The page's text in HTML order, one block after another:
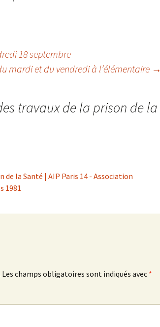
18 septembre
mardi et du vendredi à l’élémentaire →
travaux de la prison de la
de la Santé | AIP Paris 14 - Association
1981
Les champs obligatoires sont indiqués avec *